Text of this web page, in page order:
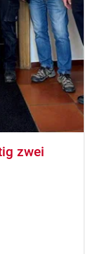
zwei